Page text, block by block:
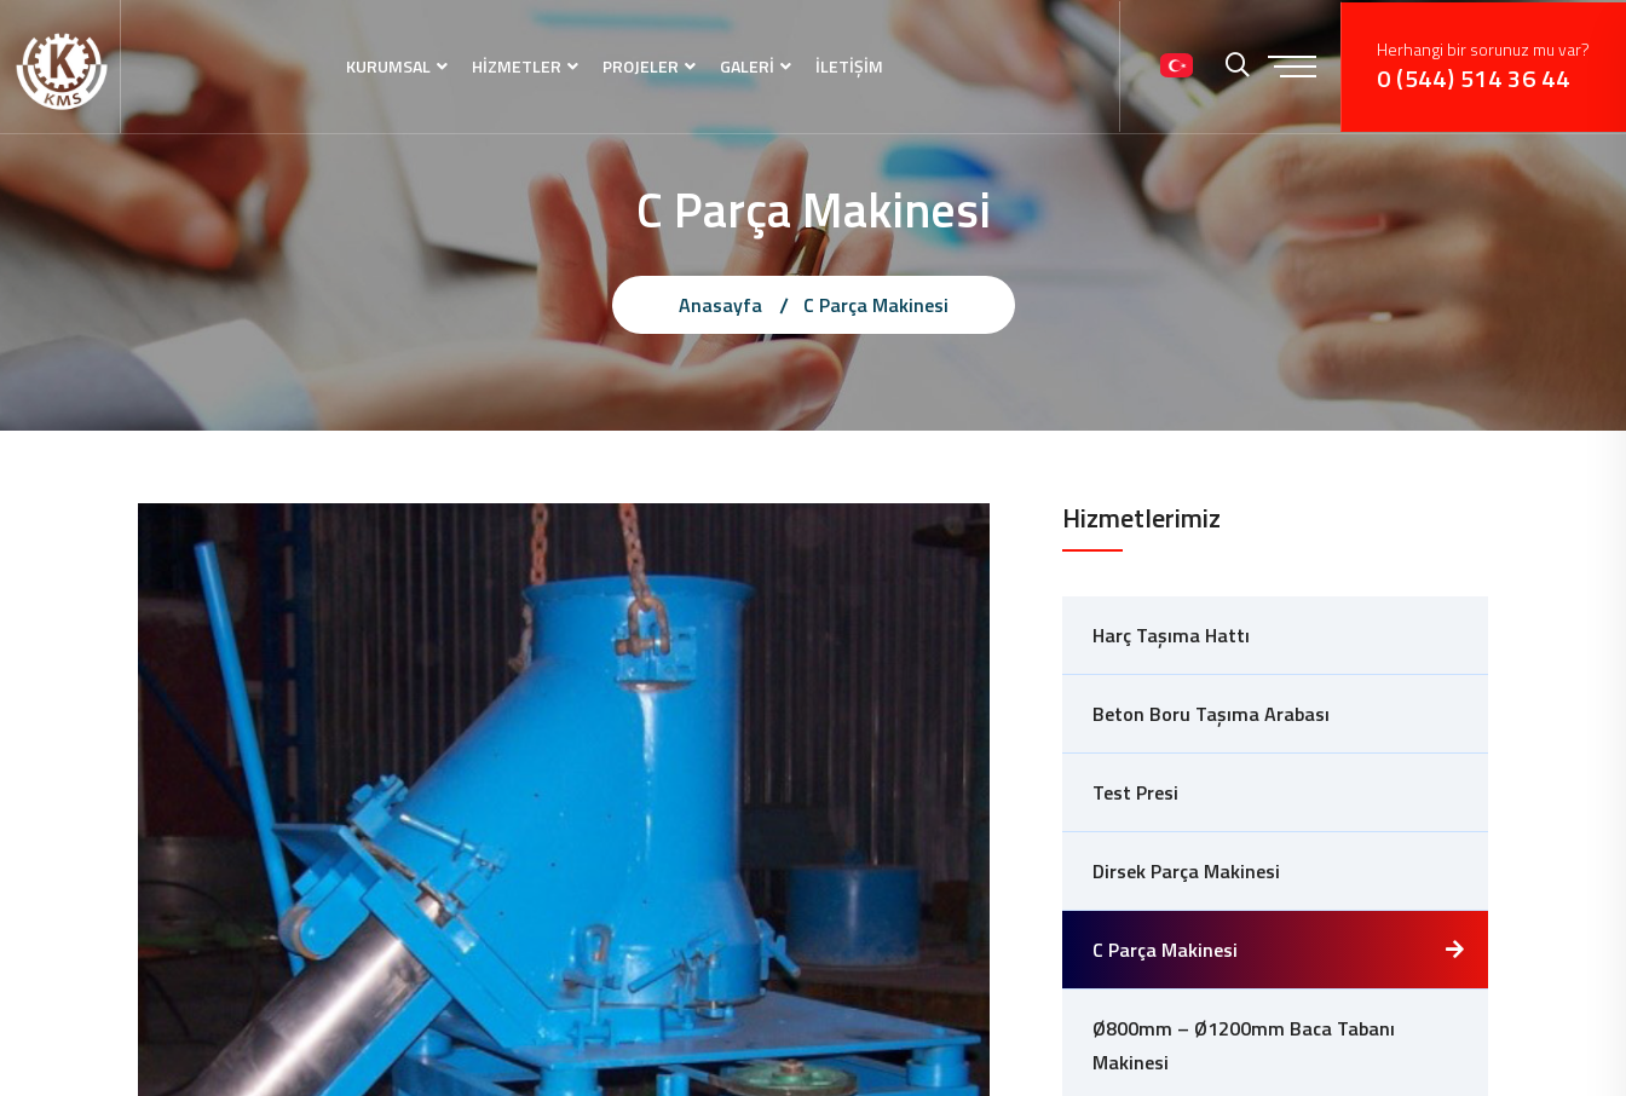
KURUMSAL HİZMETLER PROJELER GALERİ İLETİŞİM
Herhangi bir sorunuz mu var?
0 (544) 514 36 44
C Parça Makinesi
Anasayfa C Parça Makinesi
Hizmetlerimiz
Harç Taşıma Hattı
Beton Boru Taşıma Arabası
Test Presi
Dirsek Parça Makinesi
C Parça Makinesi
Ø800mm – Ø1200mm Baca Tabanı
Makinesi